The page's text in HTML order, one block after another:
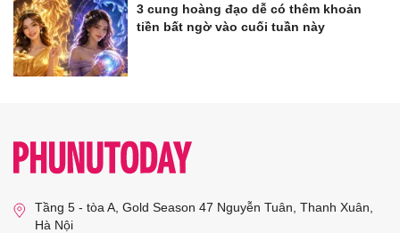
3 cung hoàng đạo dễ có thêm khoản
tiền bất ngờ vào cuối tuần này
Tầng 5 - tòa A, Gold Season 47 Nguyễn Tuân, Thanh Xuân,
Hà Nội